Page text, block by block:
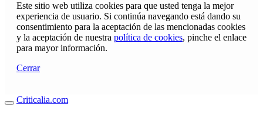
Este sitio web utiliza cookies para que usted tenga la mejor
experiencia de usuario. Si continúa navegando está dando su
consentimiento para la aceptación de las mencionadas cookies
y la aceptación de nuestra política de cookies, pinche el enlace
para mayor información.
Cerrar
Criticalia.com